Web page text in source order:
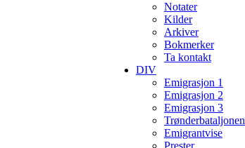
Notater
Kilder
Arkiver
Bokmerker
Ta kontakt
DIV
Emigrasjon 1
Emigrasjon 2
Emigrasjon 3
Trønderbataljonen
Emigrantvise
Prester